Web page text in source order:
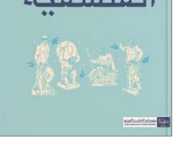
كتب
أكاديمية
صندوق
القراءة
بلا
حدود
يتكرر
أسئلة
يتكرر
طرحها
تحميل
masmu3
على
الأكثر
مبيعاً
وسائل
تعليمية
الصحة
والعناية
الشخصية
جديد